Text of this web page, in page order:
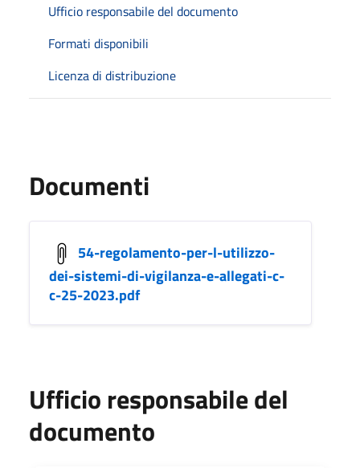
Ufficio responsabile del documento
Formati disponibili
Licenza di distribuzione
Documenti
54-regolamento-per-l-utilizzo-
dei-sistemi-di-vigilanza-e-allegati-c-
c-25-2023.pdf
Ufficio responsabile del
documento